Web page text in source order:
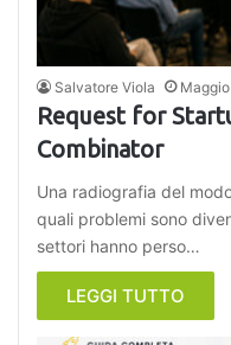
Salvatore Viola
Request for
Combinator
Una radiografia del
quali problemi sono
settori hanno perso…
LEGGI TUTTO